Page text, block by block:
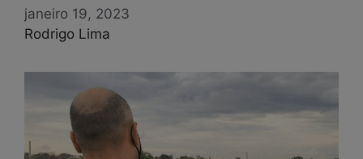
janeiro 19, 2023
Rodrigo Lima